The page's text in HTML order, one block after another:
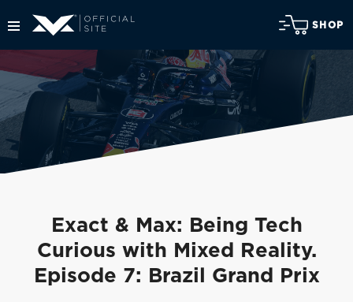
SHOP
Exact & Max: Being Tech
Curious with Mixed Reality.
Episode 7: Brazil Grand Prix